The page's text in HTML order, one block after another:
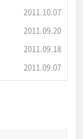
2011.10.07
2011.09.20
2011.09.18
2011.09.07